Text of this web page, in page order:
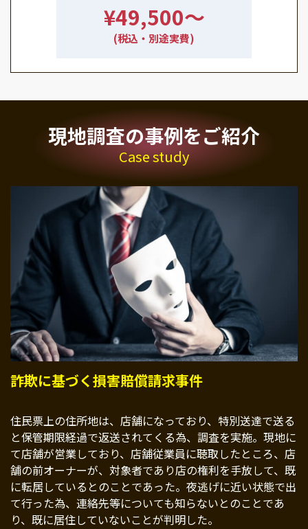
¥49,500〜
(税込・別途実費)
現地調査の事例をご紹介
Case study
詐欺に基づく損害賠償請求事件
住民票上の住所地は、店舗になっており、特別送達で送る
と保管期限経過で返送されてくる為、調査を実施。現地に
て店舗が営業しており、店舗従業員に聴取したところ、店
舗の前オーナーが、対象者であり店の権利を手放して、既
に転居しているとのことであった。夜逃げに近い状態で出
て行った為、連絡先等についても知らないとのことであ
り、既に居住していないことが判明した。